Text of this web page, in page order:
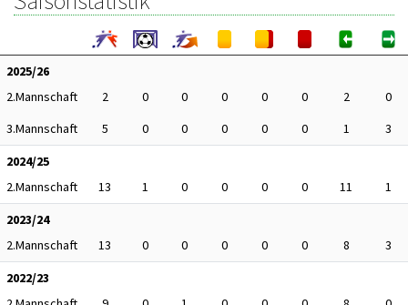
2025/26
2.Mannschaft
2 0 0 0 0 0 2
0
3.Mannschaft
5 0 0 0 0 0 1
3
2024/25
2.Mannschaft
13 1 0 0 0 0 11
1
2023/24
2.Mannschaft
13 0 0 0 0 0 8
3
2022/23